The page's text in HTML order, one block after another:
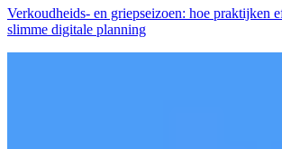
Verkoudheids- en griepseizoen: hoe praktijken
slimme digitale planning